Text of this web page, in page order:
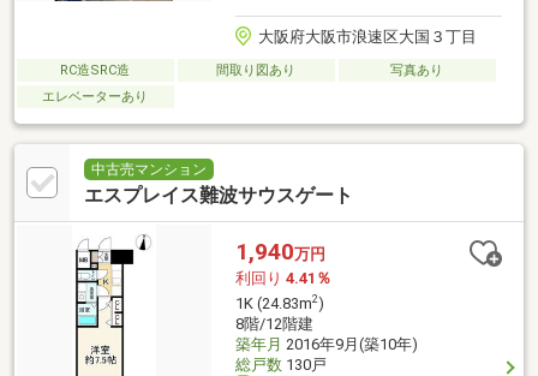
大阪府大阪市浪速区大国３丁目
RC造SRC造 間取り図あり
写真あり
エレベーターあり
中古売マンション
エスプレイス難波サウスゲート
1,940万円
利回り 4.41％
1K (24.83m2)
8階/12階建
築年月 2016年9月(築10年)
総戸数130戸